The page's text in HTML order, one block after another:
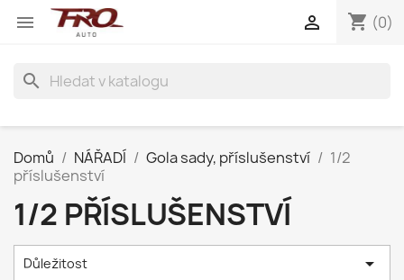
 shopping_cart (0)

search
Domů NÁŘADÍ Gola sady, příslušenství
1/2
příslušenství
1/2 PŘÍSLUŠENSTVÍ
Důležitost 